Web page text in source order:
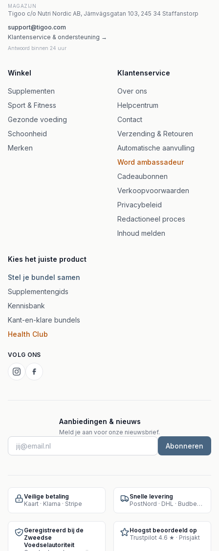
MAGAZIJN
Tigoo c/o Nutri Nordic AB, Järnvägsgatan 103, 245 34 Staffanstorp
support@tigoo.com
Klantenservice & ondersteuning →
Antwoord binnen 24 uur
Winkel
Supplementen
Sport & Fitness
Gezonde voeding
Schoonheid
Merken
Klantenservice
Over ons
Helpcentrum
Contact
Verzending & Retouren
Automatische aanvulling
Word ambassadeur
Cadeaubonnen
Verkoopvoorwaarden
Privacybeleid
Redactioneel proces
Inhoud melden
Kies het juiste product
Stel je bundel samen
Supplementengids
Kennisbank
Kant-en-klare bundels
Health Club
VOLG ONS
Aanbiedingen & nieuws
Meld je aan voor onze nieuwsbrief.
Abonneren
Veilige betaling
Kaart · Klarna · Stripe
Snelle levering
PostNord · DHL · Budbee · Instabox
Geregistreerd bij de
Zweedse
Voedselautoriteit
Hoogst beoordeeld op
Trustpilot 4.6 ★ · Prisjakt